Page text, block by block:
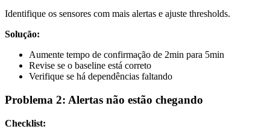
Identifique os sensores com mais alertas e ajuste thresholds.
Solução:
Aumente tempo de confirmação de 2min para 5min
Revise se o baseline está correto
Verifique se há dependências faltando
Problema 2: Alertas não estão chegando
Checklist: